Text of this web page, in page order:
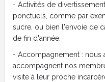
- Activités de
ponctuels, comme par
sucre, ou bien l'envoie de
de fin d'année.
- Accompagnement : nous
accompagnent nos
visite à leur proche